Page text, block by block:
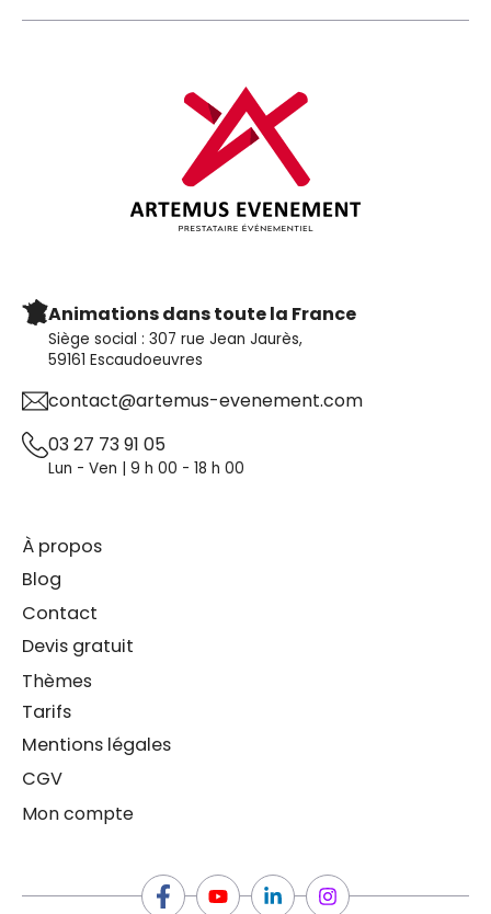
Animations dans toute la France
Siège social : 307 rue Jean Jaurès,
59161 Escaudoeuvres
contact@artemus-evenement.com
03 27 73 91 05
Lun - Ven | 9 h 00 - 18 h 00
À propos
Blog
Contact
Devis gratuit
Thèmes
Tarifs
Mentions légales
CGV
Mon compte